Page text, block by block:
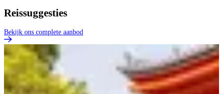
Reissuggesties
Bekijk ons complete aanbod